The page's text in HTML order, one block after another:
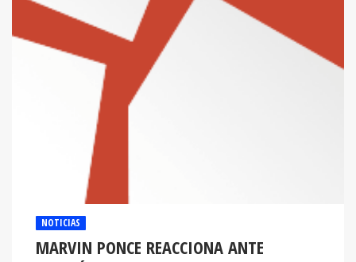
NOTICIAS
MARVIN PONCE REACCIONA ANTE